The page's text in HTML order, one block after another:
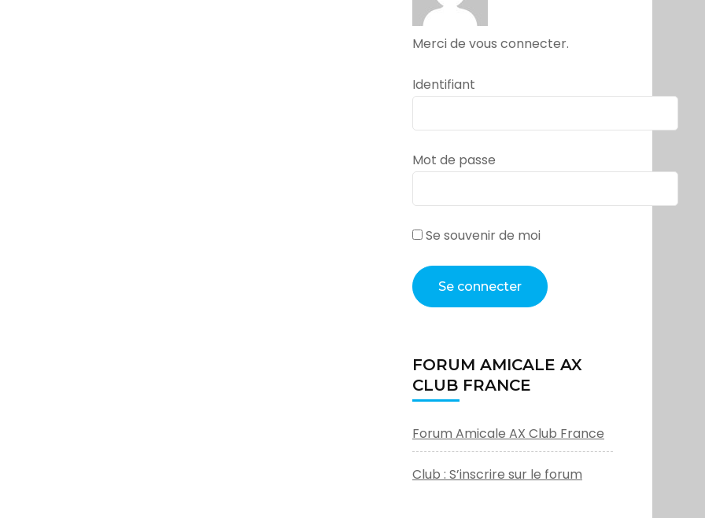
Merci de vous connecter.
Identifiant
Mot de passe
Se souvenir de moi
FORUM AMICALE AX
CLUB FRANCE
Forum Amicale AX Club France
Club : S’inscrire sur le forum